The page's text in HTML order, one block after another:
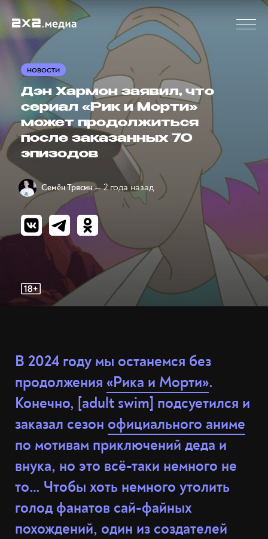
НОВОСТИ
Дэн Хармон заявил, что
сериал «Рик и Морти»
может продолжиться
после заказанных 70
эпизодов
Семён Трясин — 2 года назад
В 2024 году мы останемся без
продолжения «Рика и Морти».
Конечно, [adult swim] подсуетился и
заказал сезон официального аниме
по мотивам приключений деда и
внука, но это всё-таки немного не
то… Чтобы хоть немного утолить
голод фанатов сай-файных
похождений, один из создателей